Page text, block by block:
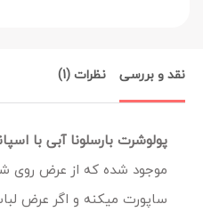
نقد و بررسی نظرات (1)
پولوشرت بارسلونا آبی با
ساپورت میکنه و اگر عرض